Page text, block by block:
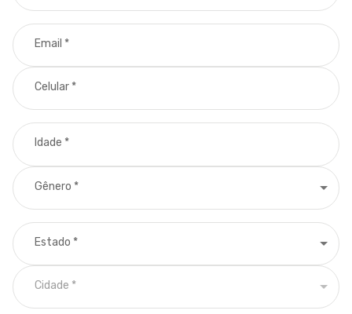
Email *
Celular *
Idade *
Gênero *
Estado *
Cidade *